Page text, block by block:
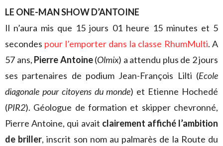
LE ONE-MAN SHOW D’ANTOINE
Il n’aura mis que 15 jours 01 heure 15 minutes et 5
secondes pour l’emporter dans la classe RhumMulti. A
57 ans, Pierre Antoine(Olmix) a attendu plus de 2 jours
ses partenaires de podium Jean-François Lilti (Ecole
diagonale pour citoyens du monde) et Etienne Hochedé
(PIR2). Géologue de formation et skipper chevronné,
Pierre Antoine, qui avait clairement affiché l’ambition
de briller, inscrit son nom au palmarès de la Route du